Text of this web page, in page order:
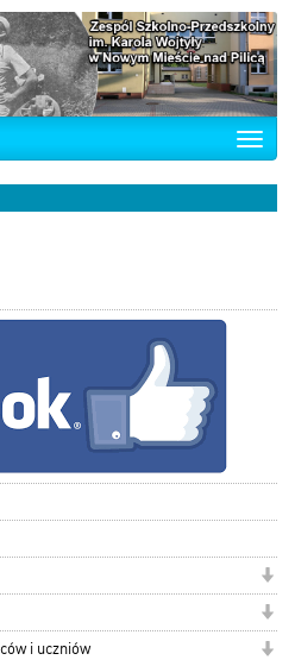
Toggle
i uczniów